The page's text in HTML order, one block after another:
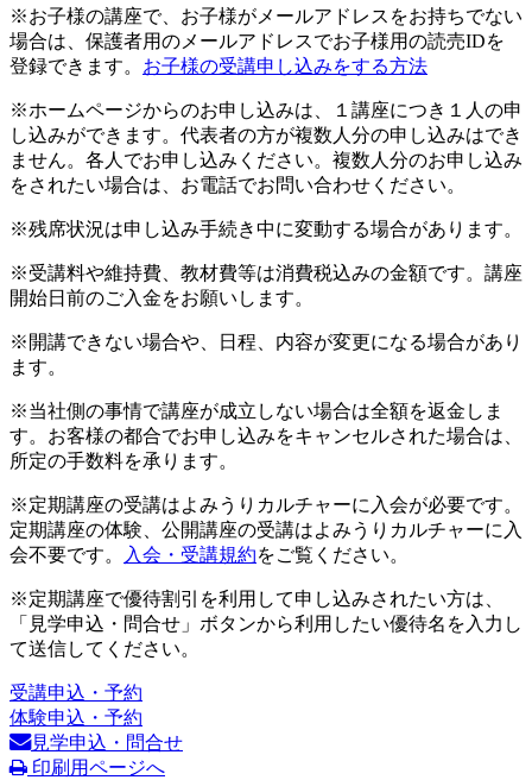
※お子様の講座で、お子様がメールアドレスをお持ちでない
場合は、保護者用のメールアドレスでお子様用の読売IDを
登録できます。 お子様の受講申し込みをする方法
※ホームページからのお申し込みは、１講座につき１人の申
し込みができます。代表者の方が複数人分の申し込みはでき
ません。各人でお申し込みください。複数人分のお申し込み
をされたい場合は、お電話でお問い合わせください。
※残席状況は申し込み手続き中に変動する場合があります。
※受講料や維持費、教材費等は消費税込みの金額です。講座
開始日前のご入金をお願いします。
※開講できない場合や、日程、内容が変更になる場合があり
ます。
※当社側の事情で講座が成立しない場合は全額を返金しま
す。お客様の都合でお申し込みをキャンセルされた場合は、
所定の手数料を承ります。
※定期講座の受講はよみうりカルチャーに入会が必要です。
定期講座の体験、公開講座の受講はよみうりカルチャーに入
会不要です。
入会・受講規約をご覧ください。
※定期講座で優待割引を利用して申し込みされたい方は、
「見学申込・問合せ」ボタンから利用したい優待名を入力し
て送信してください。
受講申込・予約
体験申込・予約
見学申込・問合せ
印刷用ページへ